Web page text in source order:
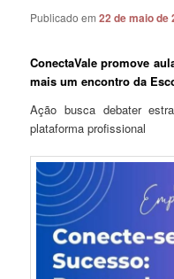
Publicado em22 de maio de
ConectaVale promove
mais um encontro da
Ação busca debater
plataforma profissional